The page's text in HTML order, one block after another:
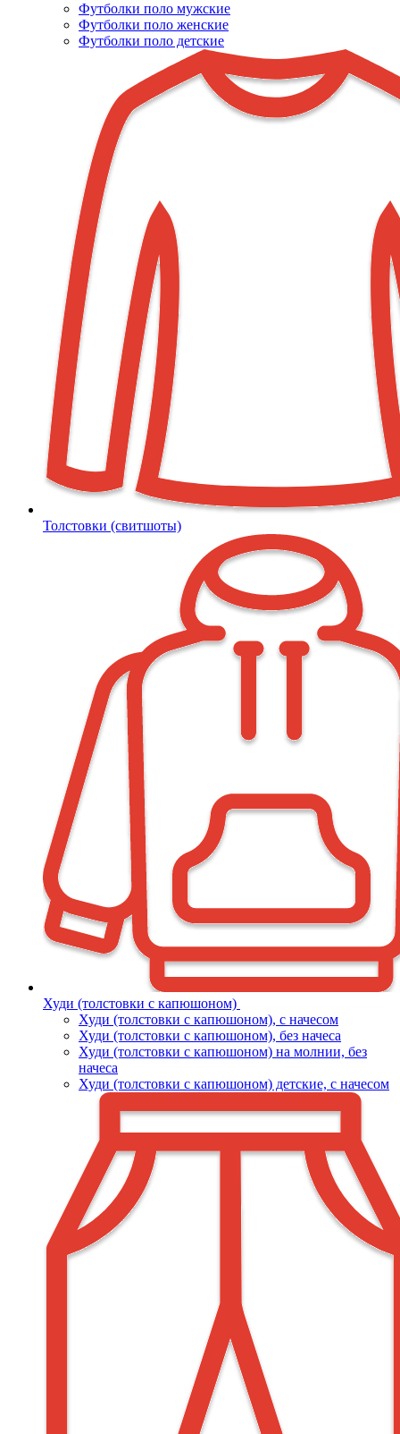
Футболки поло мужские
Футболки поло женские
Футболки поло детские
Толстовки (свитшоты)
Худи (толстовки с капюшоном)
Худи (толстовки c капюшоном), с начесом
Худи (толстовки c капюшоном), без начеса
Худи (толстовки с капюшоном) на молнии, без
начеса
Худи (толстовки c капюшоном) детские, с начесом